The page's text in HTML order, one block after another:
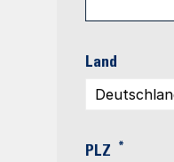
Land
PLZ *